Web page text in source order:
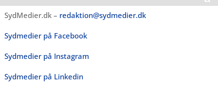
SydMedier.dk – redaktion@sydmedier.dk
Sydmedier på Facebook
Sydmedier på Instagram
Sydmedier på Linkedin